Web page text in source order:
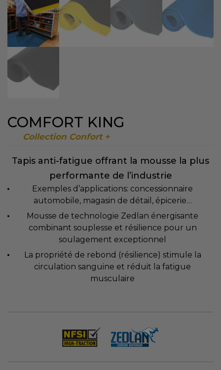
COMFORT KING
Collection Confort +
Tapis anti-fatigue offrant la mousse la plus
performante de l’industrie
Exemples d’applications: concessionnaire
automobile, magasin de détail, épicerie…
Mousse de technologie Zedlan énergisante
combinant souplesse et résilience pour un
soulagement exceptionnel
La propriété de rebond (résilience) stimule la
circulation sanguine et réduit la fatigue
musculaire